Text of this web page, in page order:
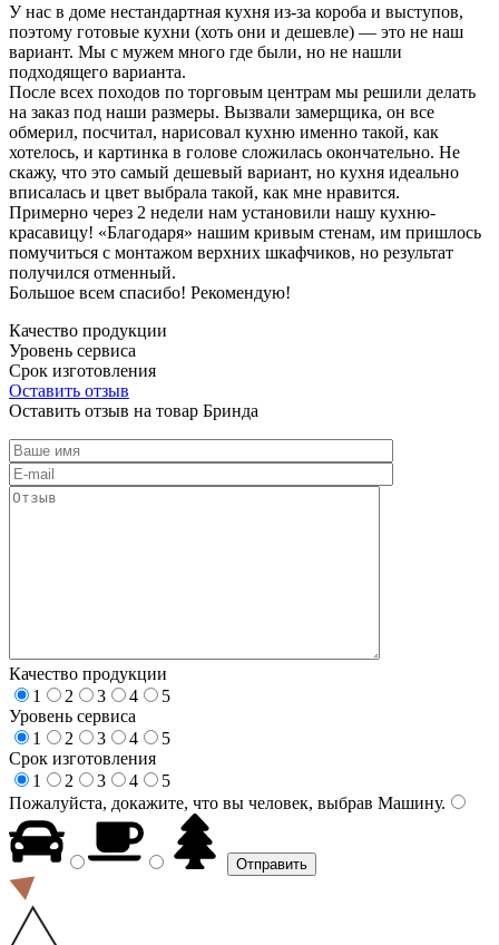
У нас в доме нестандартная кухня из-за короба и выступов,
поэтому готовые кухни (хоть они и дешевле) — это не наш
вариант. Мы с мужем много где были, но не нашли
подходящего варианта.
После всех походов по торговым центрам мы решили делать
на заказ под наши размеры. Вызвали замерщика, он все
обмерил, посчитал, нарисовал кухню именно такой, как
хотелось, и картинка в голове сложилась окончательно. Не
скажу, что это самый дешевый вариант, но кухня идеально
вписалась и цвет выбрала такой, как мне нравится.
Примерно через 2 недели нам установили нашу кухню-
красавицу! «Благодаря» нашим кривым стенам, им пришлось
помучиться с монтажом верхних шкафчиков, но результат
получился отменный.
Большое всем спасибо! Рекомендую!
Качество продукции
Уровень сервиса
Срок изготовления
Оставить отзыв
Оставить отзыв на товар Бринда
Качество продукции
1
2 3 4
5
Уровень сервиса
1
2 3 4
5
Срок изготовления
1
2 3 4
5
Пожалуйста, докажите, что вы человек, выбрав Машину.